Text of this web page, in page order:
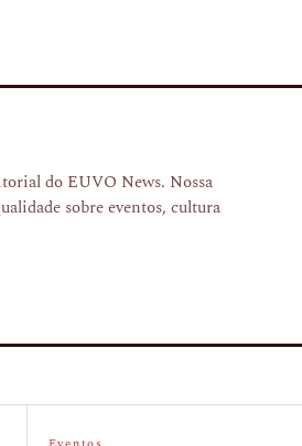
do EUVO News. Nossa
sobre eventos, cultura